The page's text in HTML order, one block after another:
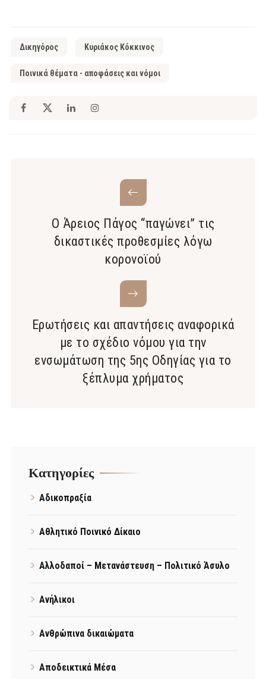
Δικηγόρος Κυριάκος Κόκκινος
Ποινικά θέματα - αποφάσεις και νόμοι
O Άρειος Πάγος “παγώνει” τις
δικαστικές προθεσμίες λόγω
κορονοϊού
Ερωτήσεις και απαντήσεις αναφορικά
με το σχέδιο νόμου για την
ενσωμάτωση της 5ης Οδηγίας για το
ξέπλυμα χρήματος
Kατηγορίες
Αδικοπραξία
Αθλητικό Ποινικό Δίκαιο
Αλλοδαποί – Μετανάστευση – Πολιτικό Άσυλο
Ανήλικοι
Ανθρώπινα δικαιώματα
Αποδεικτικά Μέσα